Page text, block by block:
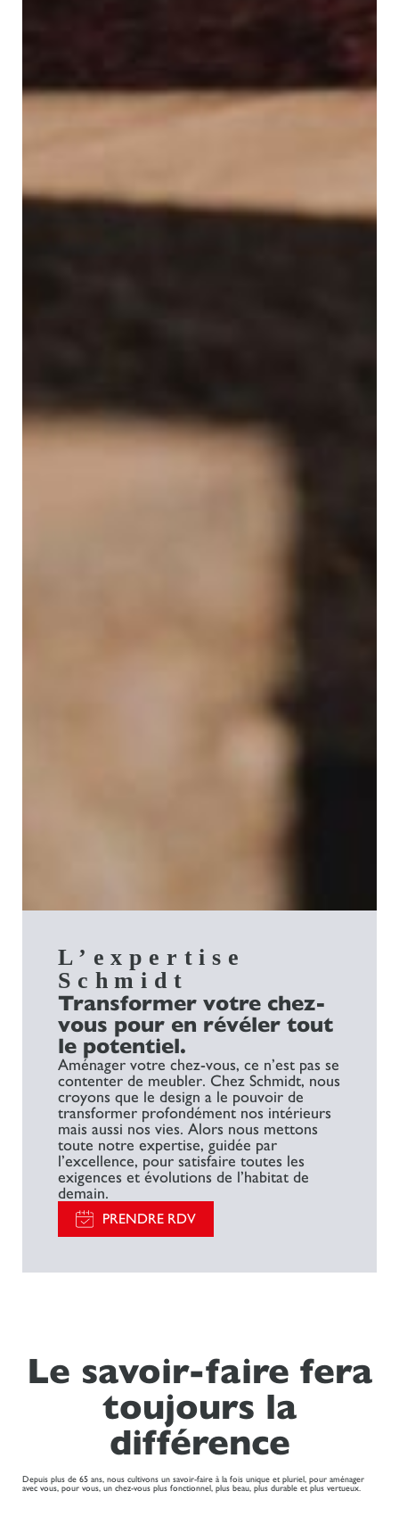
L’expertise
Schmidt
Transformer votre chez-
vous pour en révéler tout
le potentiel.
Aménager votre chez-vous, ce n’est pas se
contenter de meubler. Chez Schmidt, nous
croyons que le design a le pouvoir de
transformer profondément nos intérieurs
mais aussi nos vies. Alors nous mettons
toute notre expertise, guidée par
l’excellence, pour satisfaire toutes les
exigences et évolutions de l’habitat de
demain.
PRENDRE RDV
Le savoir-faire fera
toujours la
différence
Depuis plus de 65 ans, nous cultivons un savoir-faire à la fois unique et pluriel, pour aménager
avec vous, pour vous, un chez-vous plus fonctionnel, plus beau, plus durable et plus vertueux.